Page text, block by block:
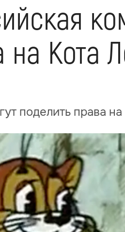
на Кота
поделить права